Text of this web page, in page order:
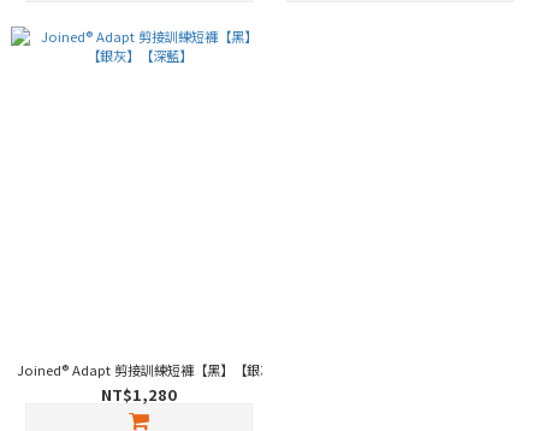
Joined® Adapt 剪接訓練短褲【黑】【銀灰】【深藍】
NT$1,280